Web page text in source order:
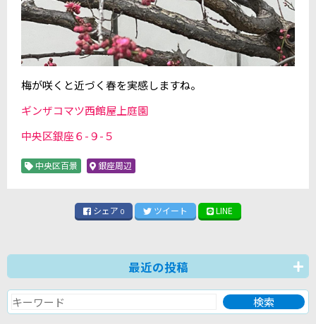
梅が咲くと近づく春を実感しますね。
ギンザコマツ西館屋上庭園
中央区銀座６-９-５
中央区百景 銀座周辺
シェア 0 ツイート LINE
最近の投稿